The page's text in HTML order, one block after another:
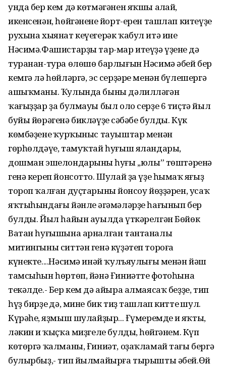
унда бер кем дә көтмәгәнен яҡшы аңлай,
икенсенән, һөйгәненең йорт-ерен ташлап китеүҙе
рухына хыянат кеүегерәк ҡабул итә ине
Нәсимә.Фашистарҙы тар-мар итеүҙә үҙенең дә
туранан-тура өлөшө барлығын Нәсимә әбей бер
кемгә лә һөйләргә, эс серҙәре менән бүлешергә
ашыҡманы. Ҡулында быны дәлилләгән
ҡағыҙҙар ҙа булмауы был оло серҙе 6 тиҫтә йыл
буйы йөрәгенә бикләүҙең сәбәбе булды. Күк
көмбәҙенең ҡурҡыныс тауыштар менән
гөрһөлдәүе, тамуҡтай һуғыш яландары,
дошман эшелондарының һуңғы ,,юлы” төштәренә
генә кереп йонсотто. Шулай ҙа үҙе һымаҡ яңғыҙ
тороп ҡалған дуҫтарының йонсоу йөҙҙәрен, усаҡ
яҡтыһындағы йәнле әңгәмәләрҙе һағынып бер
булды. Йыл һайын ауылда үткәрелгән Бөйөк
Ватан һуғышына арналған тантаналы
митингыны ситтән генә күҙәтеп тороға
күнекте....Нәсимә инәй ҡулъяулығы менән йәш
тамсыһын һөртөп, йәнә Ғиниәттең фотоһына
текәлде.- Бер кем дә айыра алмаясаҡ беҙҙе, тип
һүҙ бирҙең дә, мине бик тиҙ ташлап киттең шул.
Күрәһең, яҙмыш шулайҙыр... Ғүмеремдең иң яҡты,
ләкин иң ҡыҫҡа миҙгеле булдың, һөйгәнем. Күп
көтөргә ҡалманы, Ғиниәт, оҙаҡламай тағы бергә
булырбыҙ,- тип йылмайырға тырышты әбей.Өй